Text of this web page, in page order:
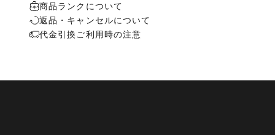
商品ランクについて
返品・キャンセルについて
代金引換ご利用時の注意